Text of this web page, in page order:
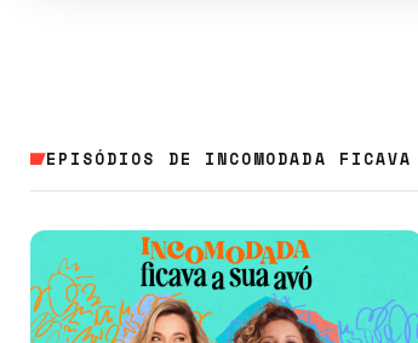
EPISÓDIOS DE INCOMODADA